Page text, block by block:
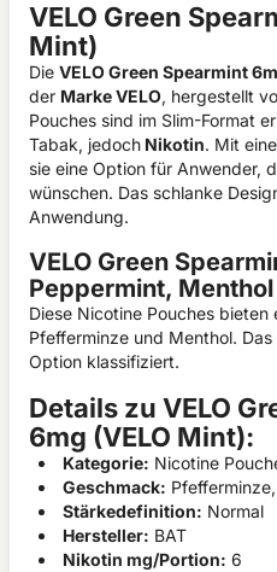
VELO Green
Mint)
Die VELO Green Spearmint
der Marke VELO, hergestellt
Pouches sind im Slim-Format
Tabak, jedoch Nikotin. Mit
sie eine Option für Anwender,
wünschen. Das schlanke
Anwendung.
VELO Green
Peppermint, Menthol
Diese Nicotine Pouches bieten
Pfefferminze und Menthol.
Option klassifiziert.
Details zu VELO
6mg (VELO Mint):
Kategorie: Nicotine
Geschmack:
Stärkedefinition: Normal
Hersteller: BAT
Nikotin mg/Portion: 6